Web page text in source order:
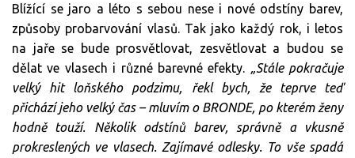
Blížící se jaro a léto s sebou nese i nové odstíny barev,
způsoby probarvování vlasů. Tak jako každý rok, i letos
na jaře se bude prosvětlovat, zesvětlovat a budou se
dělat ve vlasech i různé barevné efekty. „Stále pokračuje
velký hit loňského podzimu, řekl bych, že teprve teď
přichází jeho velký čas – mluvím o BRONDE, po kterém ženy
hodně touží. Několik odstínů barev, správně a vkusně
prokreslených ve vlasech. Zajímavé odlesky. To vše spadá